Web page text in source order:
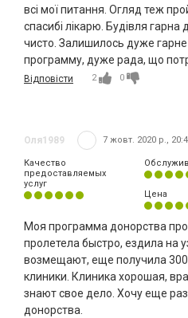
всі мої питання. Огляд теж
спасибі лікарю. Будівля
чисто. Залишилось дуже
программу, дуже рада, що
Відповісти 2 0
Оля1989 7 жовт. 2020 р.,
Качество
предоставляемых
услуг
Цена
Моя программа донорства
пролетела быстро, ездила на
возмещают, еще получила
клиники. Клиника хорошая,
знают свое дело. Хочу еще
донорства.